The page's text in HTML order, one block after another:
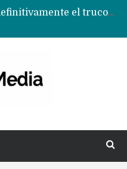
Google acaba definitivamente el truco para pagar con NFC en celulares Xiaomi, Oppo, Vivo y Huawei con ROM china